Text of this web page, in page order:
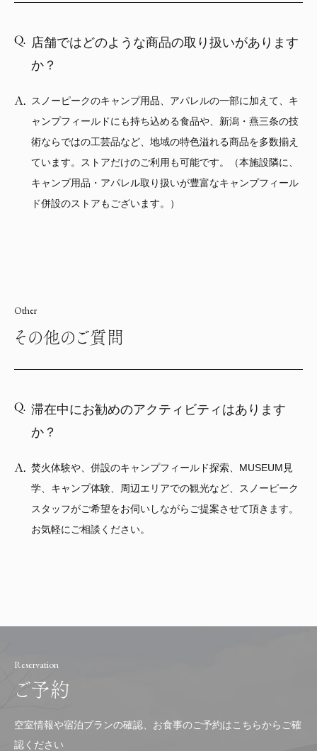
店舗ではどのような商品の取り扱いがあります
か？
スノーピークのキャンプ用品、アパレルの一部に加えて、キ
ャンプフィールドにも持ち込める食品や、新潟・燕三条の技
術ならではの工芸品など、地域の特色溢れる商品を多数揃え
ています。ストアだけのご利用も可能です。（本施設隣に、
キャンプ用品・アパレル取り扱いが豊富なキャンプフィール
ド併設のストアもございます。）
Other
その他のご質問
滞在中にお勧めのアクティビティはあります
か？
焚火体験や、併設のキャンプフィールド探索、MUSEUM見
学、キャンプ体験、周辺エリアでの観光など、スノーピーク
スタッフがご希望をお伺いしながらご提案させて頂きます。
お気軽にご相談ください。
Reservation
ご予約
空室情報や宿泊プランの確認、お食事のご予約はこちらからご確
認ください